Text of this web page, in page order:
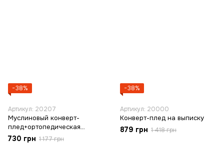
−38%
Артикул: 20207
Муслиновый конверт-
плед+ортопедическая
подушка
730 грн 1 177 грн
−38%
Артикул: 20000
Конверт-плед на выписку
879 грн 1 418 грн